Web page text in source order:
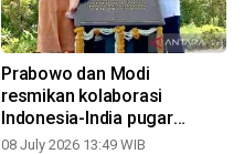
Prabowo dan Modi
resmikan kolaborasi
Indonesia-India pugar
Prambanan
08 July 2026 13:49 WIB